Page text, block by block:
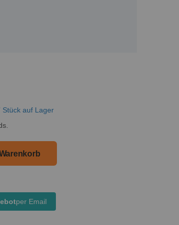
Stück auf Lager
per Email